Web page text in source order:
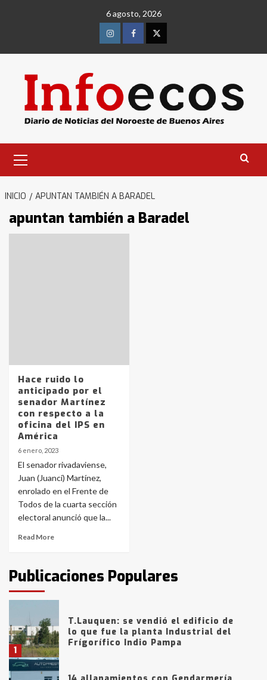
6 agosto, 2026
InstagramFacebookTwitter
primario
INICIO APUNTAN TAMBIÉN A BARADEL
apuntan también a Baradel
Hace ruido lo
anticipado por el
senador Martínez
con respecto a la
oficina del IPS en
América
6 enero, 2023
El senador rivadaviense,
Juan (Juanci) Martínez,
enrolado en el Frente de
Todos de la cuarta sección
electoral anunció que la...
Read More
Publicaciones Populares
1
T.Lauquen: se vendió el edificio de
lo que fue la planta Industrial del
Frígorífico Indio Pampa